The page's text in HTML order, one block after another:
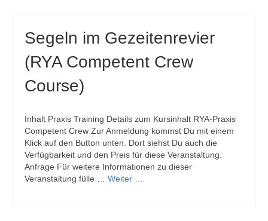
Segeln im Gezeitenrevier
(RYA Competent Crew
Course)
Inhalt Praxis Training Details zum Kursinhalt RYA-Praxis
Competent Crew Zur Anmeldung kommst Du mit einem
Klick auf den Button unten. Dort siehst Du auch die
Verfügbarkeit und den Preis für diese Veranstaltung.
Anfrage Für weitere Informationen zu dieser
Veranstaltung fülle … Weiter …